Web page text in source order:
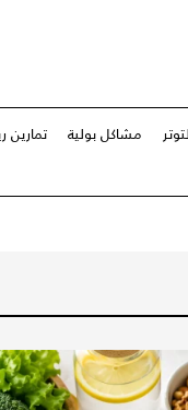
مشاكل بولية تمارين